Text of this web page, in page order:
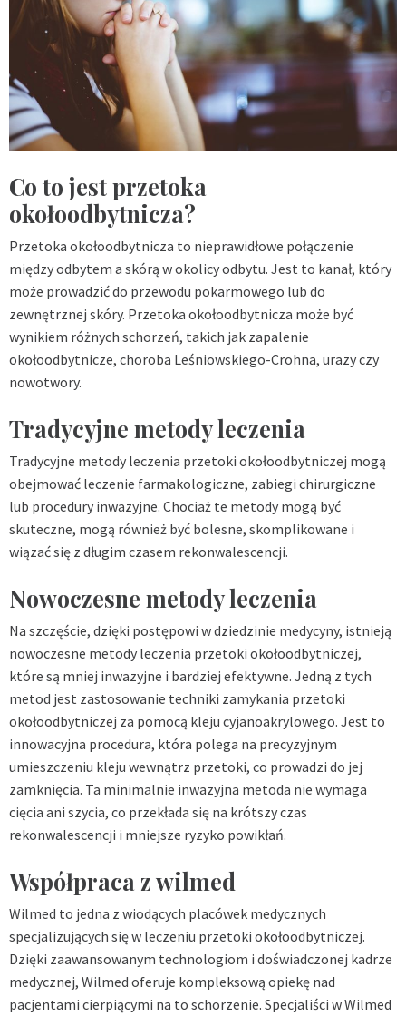
Co to jest przetoka
okołoodbytnicza?
Przetoka okołoodbytnicza to nieprawidłowe połączenie
między odbytem a skórą w okolicy odbytu. Jest to kanał, który
może prowadzić do przewodu pokarmowego lub do
zewnętrznej skóry. Przetoka okołoodbytnicza może być
wynikiem różnych schorzeń, takich jak zapalenie
okołoodbytnicze, choroba Leśniowskiego-Crohna, urazy czy
nowotwory.
Tradycyjne metody leczenia
Tradycyjne metody leczenia przetoki okołoodbytniczej mogą
obejmować leczenie farmakologiczne, zabiegi chirurgiczne
lub procedury inwazyjne. Chociaż te metody mogą być
skuteczne, mogą również być bolesne, skomplikowane i
wiązać się z długim czasem rekonwalescencji.
Nowoczesne metody leczenia
Na szczęście, dzięki postępowi w dziedzinie medycyny, istnieją
nowoczesne metody leczenia przetoki okołoodbytniczej,
które są mniej inwazyjne i bardziej efektywne. Jedną z tych
metod jest zastosowanie techniki zamykania przetoki
okołoodbytniczej za pomocą kleju cyjanoakrylowego. Jest to
innowacyjna procedura, która polega na precyzyjnym
umieszczeniu kleju wewnątrz przetoki, co prowadzi do jej
zamknięcia. Ta minimalnie inwazyjna metoda nie wymaga
cięcia ani szycia, co przekłada się na krótszy czas
rekonwalescencji i mniejsze ryzyko powikłań.
Współpraca z wilmed
Wilmed to jedna z wiodących placówek medycznych
specjalizujących się w leczeniu przetoki okołoodbytniczej.
Dzięki zaawansowanym technologiom i doświadczonej kadrze
medycznej, Wilmed oferuje kompleksową opiekę nad
pacjentami cierpiącymi na to schorzenie. Specjaliści w Wilmed